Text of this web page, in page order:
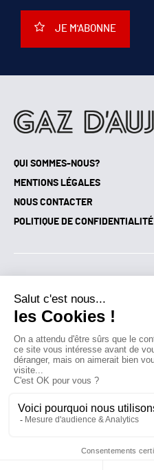
QUI SOMMES-NOUS?
MENTIONS LÉGALES
NOUS CONTACTER
POLITIQUE DE CONFIDENTIALITÉ
Mes favoris
© GAZ D’AUJOURD'HUI 2018
JE M'ABONNE